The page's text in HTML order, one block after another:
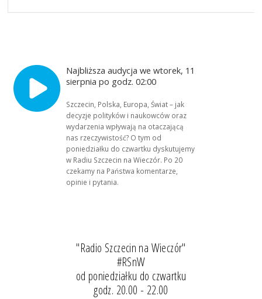
Najbliższa audycja we wtorek, 11
sierpnia po godz. 02:00
Szczecin, Polska, Europa, Świat – jak
decyzje polityków i naukowców oraz
wydarzenia wpływają na otaczającą
nas rzeczywistość? O tym od
poniedziałku do czwartku dyskutujemy
w Radiu Szczecin na Wieczór. Po 20
czekamy na Państwa komentarze,
opinie i pytania.
"Radio Szczecin na Wieczór"
#RSnW
od poniedziałku do czwartku
godz. 20.00 - 22.00